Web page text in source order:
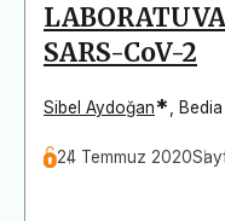
SARS-CoV-2
Sibel Aydoğan*
24 Temmuz 2020